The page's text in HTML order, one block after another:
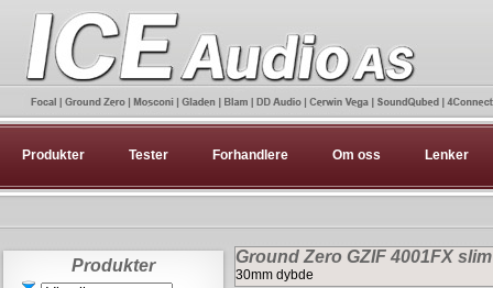
Produkter Tester Forhandlere Om oss Lenker
Produkter Ground Zero GZIF 4001FX slim
30mm dybde